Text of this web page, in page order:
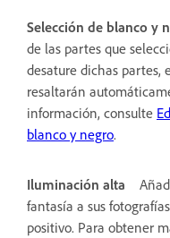
Selección de blanco y
de las partes que
desature dichas partes,
resaltarán
información, consulte
blanco y negro.
Iluminación alta
fantasía a sus
positivo. Para obtener